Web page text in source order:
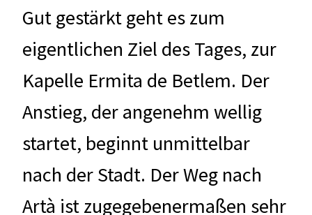
Gut gestärkt geht es zum
eigentlichen Ziel des Tages, zur
Kapelle Ermita de Betlem. Der
Anstieg, der angenehm wellig
startet, beginnt unmittelbar
nach der Stadt. Der Weg nach
Artà ist zugegebenermaßen sehr